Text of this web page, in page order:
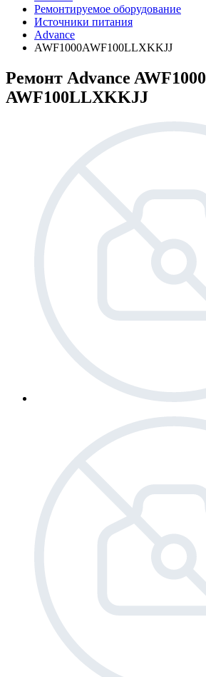
Ремонтируемое оборудование
Источники питания
Advance
AWF1000AWF100LLXKKJJ
Ремонт Advance AWF1000
AWF100LLXKKJJ